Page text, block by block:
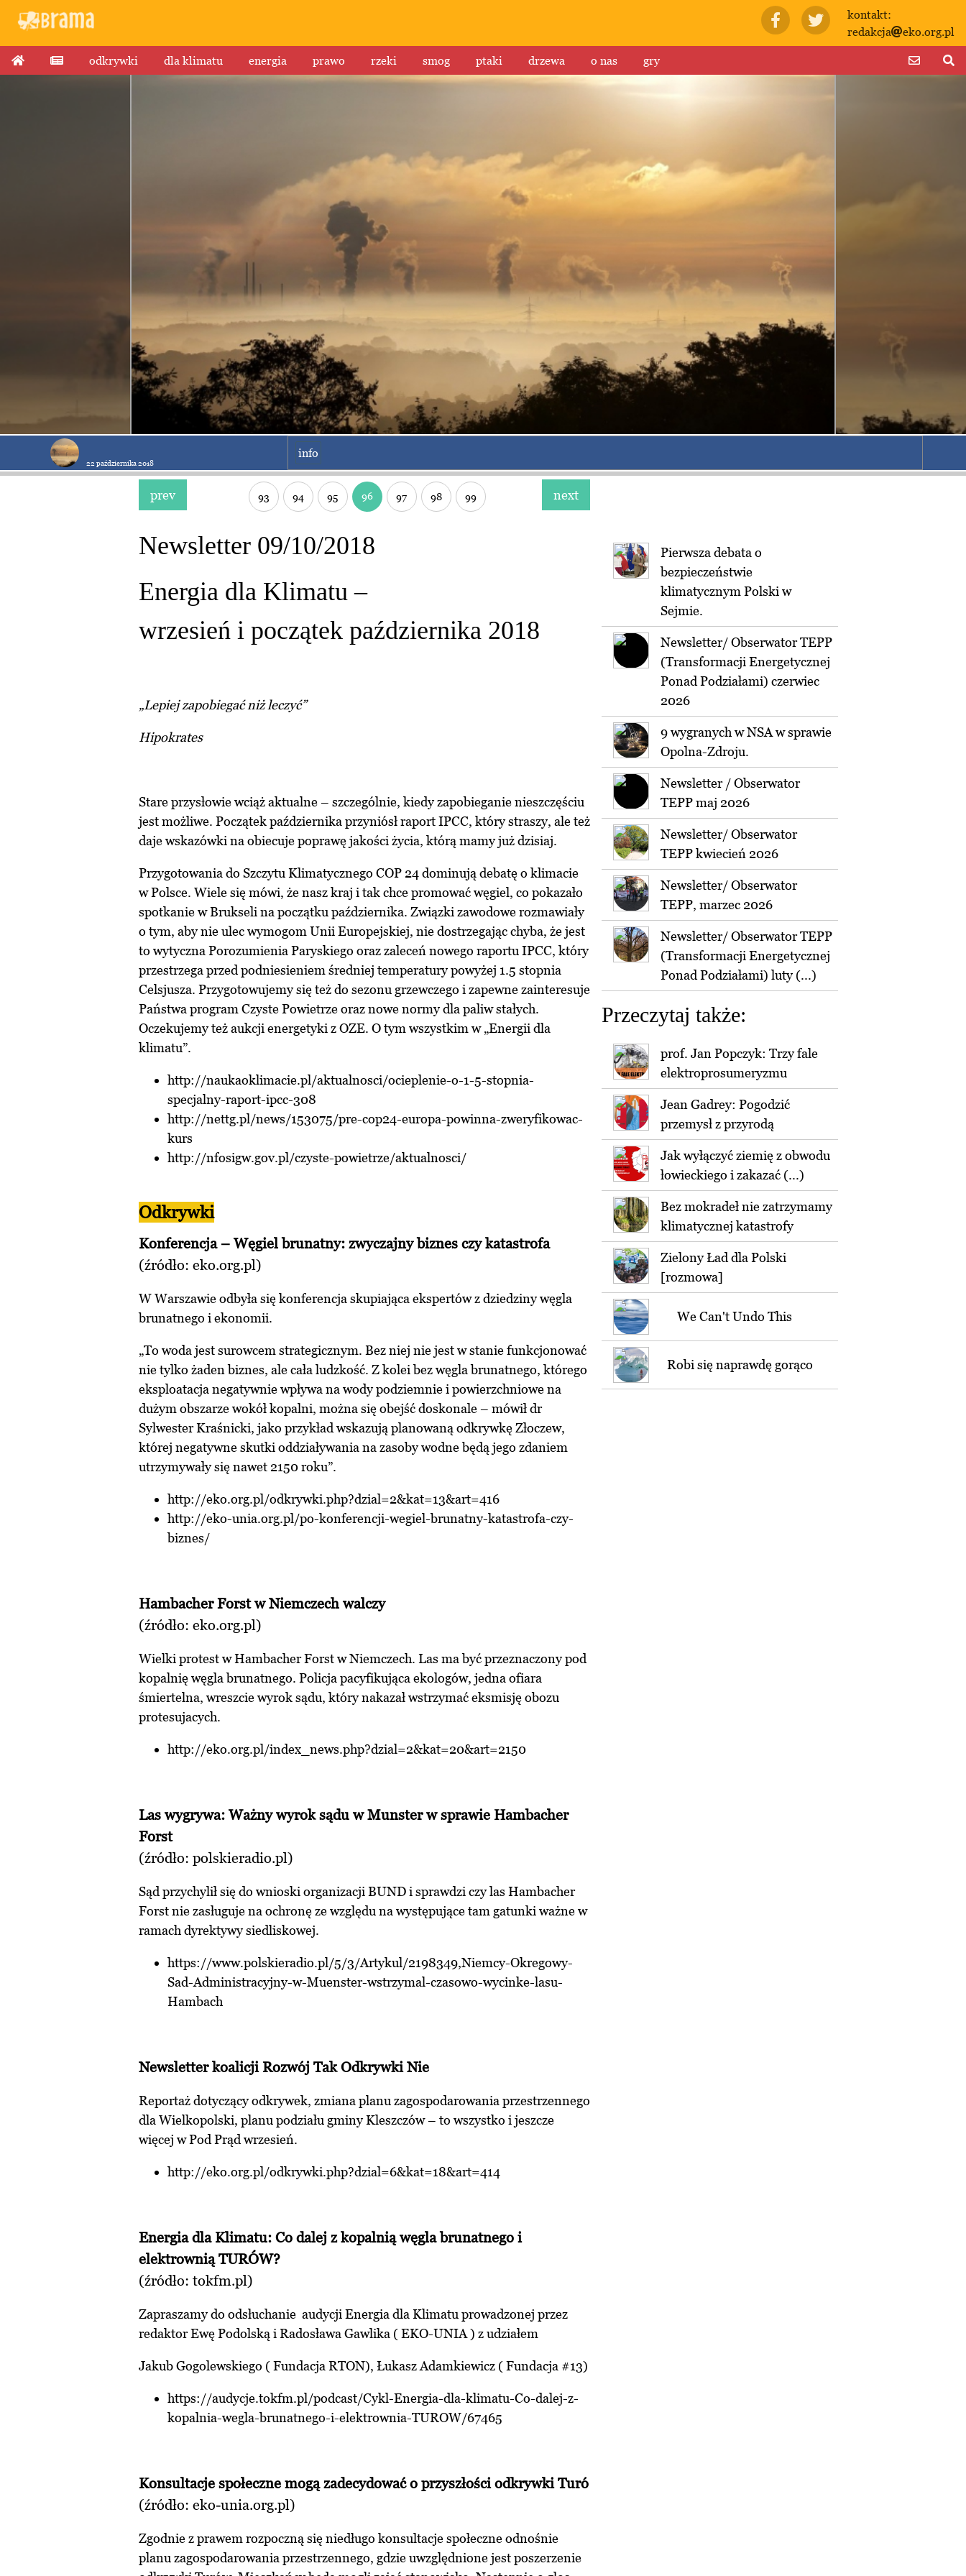
kontakt:
redakcja
eko.org.pl
odkrywki dla klimatu energia prawo rzeki smog ptaki drzewa o nas gry
22 października 2018
info
prev 93 94 95 96 97 98 99 next
Newsletter 09/10/2018
Energia dla Klimatu –
wrzesień i początek października 2018
„Lepiej zapobiegać niż leczyć”
Hipokrates
Stare przysłowie wciąż aktualne – szczególnie, kiedy zapobieganie nieszczęściu
jest możliwe. Początek października przyniósł raport IPCC, który straszy, ale też
daje wskazówki na obiecuje poprawę jakości życia, którą mamy już dzisiaj.
Przygotowania do Szczytu Klimatycznego COP 24 dominują debatę o klimacie
w Polsce. Wiele się mówi, że nasz kraj i tak chce promować węgiel, co pokazało
spotkanie w Brukseli na początku października. Związki zawodowe rozmawiały
o tym, aby nie ulec wymogom Unii Europejskiej, nie dostrzegając chyba, że jest
to wytyczna Porozumienia Paryskiego oraz zaleceń nowego raportu IPCC, który
przestrzega przed podniesieniem średniej temperatury powyżej 1.5 stopnia
Celsjusza. Przygotowujemy się też do sezonu grzewczego i zapewne zainteresuje
Państwa program Czyste Powietrze oraz nowe normy dla paliw stałych.
Oczekujemy też aukcji energetyki z OZE. O tym wszystkim w „Energii dla
klimatu”.
http://naukaoklimacie.pl/aktualnosci/ocieplenie-o-1-5-stopnia-
specjalny-raport-ipcc-308
http://nettg.pl/news/153075/pre-cop24-europa-powinna-zweryfikowac-
kurs
http://nfosigw.gov.pl/czyste-powietrze/aktualnosci/
Odkrywki
Konferencja – Węgiel brunatny: zwyczajny biznes czy katastrofa
(źródło: eko.org.pl)
W Warszawie odbyła się konferencja skupiająca ekspertów z dziedziny węgla
brunatnego i ekonomii.
„To woda jest surowcem strategicznym. Bez niej nie jest w stanie funkcjonować
nie tylko żaden biznes, ale cała ludzkość. Z kolei bez węgla brunatnego, którego
eksploatacja negatywnie wpływa na wody podziemnie i powierzchniowe na
dużym obszarze wokół kopalni, można się obejść doskonale – mówił dr
Sylwester Kraśnicki, jako przykład wskazują planowaną odkrywkę Złoczew,
której negatywne skutki oddziaływania na zasoby wodne będą jego zdaniem
utrzymywały się nawet 2150 roku”.
http://eko.org.pl/odkrywki.php?dzial=2&kat=13&art=416
http://eko-unia.org.pl/po-konferencji-wegiel-brunatny-katastrofa-czy-
biznes/
Hambacher Forst w Niemczech walczy
(źródło: eko.org.pl)
Wielki protest w Hambacher Forst w Niemczech. Las ma być przeznaczony pod
kopalnię węgla brunatnego. Policja pacyfikująca ekologów, jedna ofiara
śmiertelna, wreszcie wyrok sądu, który nakazał wstrzymać eksmisję obozu
protesujacych.
http://eko.org.pl/index_news.php?dzial=2&kat=20&art=2150
Las wygrywa: Ważny wyrok sądu w Munster w sprawie Hambacher
Forst
(źródło: polskieradio.pl)
Sąd przychylił się do wnioski organizacji BUND i sprawdzi czy las Hambacher
Forst nie zasługuje na ochronę ze względu na występujące tam gatunki ważne w
ramach dyrektywy siedliskowej.
https://www.polskieradio.pl/5/3/Artykul/2198349,Niemcy-Okregowy-
Sad-Administracyjny-w-Muenster-wstrzymal-czasowo-wycinke-lasu-
Hambach
Newsletter koalicji Rozwój Tak Odkrywki Nie
Reportaż dotyczący odkrywek, zmiana planu zagospodarowania przestrzennego
dla Wielkopolski, planu podziału gminy Kleszczów – to wszystko i jeszcze
więcej w Pod Prąd wrzesień.
http://eko.org.pl/odkrywki.php?dzial=6&kat=18&art=414
Energia dla Klimatu: Co dalej z kopalnią węgla brunatnego i
elektrownią TURÓW?
(źródło: tokfm.pl)
Zapraszamy do odsłuchanie audycji Energia dla Klimatu prowadzonej przez
redaktor Ewę Podolską i Radosława Gawlika ( EKO-UNIA ) z udziałem
Jakub Gogolewskiego ( Fundacja RTON), Łukasz Adamkiewicz ( Fundacja #13)
https://audycje.tokfm.pl/podcast/Cykl-Energia-dla-klimatu-Co-dalej-z-
kopalnia-wegla-brunatnego-i-elektrownia-TUROW/67465
Konsultacje społeczne mogą zadecydować o przyszłości odkrywki Turó
(źródło: eko-unia.org.pl)
Zgodnie z prawem rozpoczną się niedługo konsultacje społeczne odnośnie
planu zagospodarowania przestrzennego, gdzie uwzględnione jest poszerzenie
Pierwsza debata o
bezpieczeństwie
klimatycznym Polski w
Sejmie.
Newsletter/ Obserwator TEPP
(Transformacji Energetycznej
Ponad Podziałami) czerwiec
2026
9 wygranych w NSA w sprawie
Opolna-Zdroju.
Newsletter / Obserwator
TEPP maj 2026
Newsletter/ Obserwator
TEPP kwiecień 2026
Newsletter/ Obserwator
TEPP, marzec 2026
Newsletter/ Obserwator TEPP
(Transformacji Energetycznej
Ponad Podziałami) luty (...)
Przeczytaj także:
prof. Jan Popczyk: Trzy fale
elektroprosumeryzmu
Jean Gadrey: Pogodzić
przemysł z przyrodą
Jak wyłączyć ziemię z obwodu
łowieckiego i zakazać (...)
Bez mokradeł nie zatrzymamy
klimatycznej katastrofy
Zielony Ład dla Polski
[rozmowa]
We Can't Undo This
Robi się naprawdę gorąco